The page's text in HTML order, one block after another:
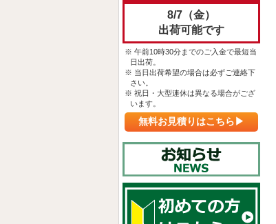
8/7（金）
出荷可能です
※ 午前10時30分までのご入金で最短当
日出荷。
※ 当日出荷希望の場合は必ずご連絡下
さい。
※ 祝日・大型連休は異なる場合がござ
います。
無料お見積りはこちら▶